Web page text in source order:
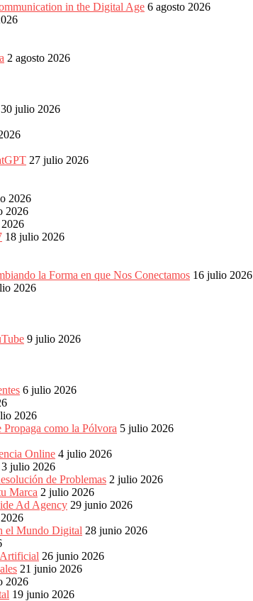
in the Digital Age 6 agosto 2026
2 agosto 2026
30 julio 2026
27 julio 2026
2026
2026
18 julio 2026
la Forma en que Nos Conectamos 16 julio 2026
2026
9 julio 2026
6 julio 2026
2026
como la Pólvora 5 julio 2026
Online 4 julio 2026
3 julio 2026
de Problemas 2 julio 2026
Marca 2 julio 2026
Ad Agency 29 junio 2026
el Mundo Digital 28 junio 2026
Artificial 26 junio 2026
21 junio 2026
2026
19 junio 2026